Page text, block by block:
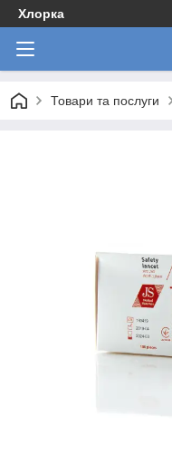
Хлорка
Товари та послуги